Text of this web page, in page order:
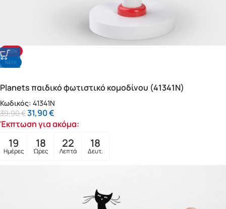
-20%
NΕΟ!
Planets παιδικό φωτιστικό κομοδίνου (41341N)
Κωδικός: 41341N
39,90€31,90€
Έκπτωση για ακόμα:
19
Ημέρες
18
Ώρες
22
Λεπτά
16
Δευτ.